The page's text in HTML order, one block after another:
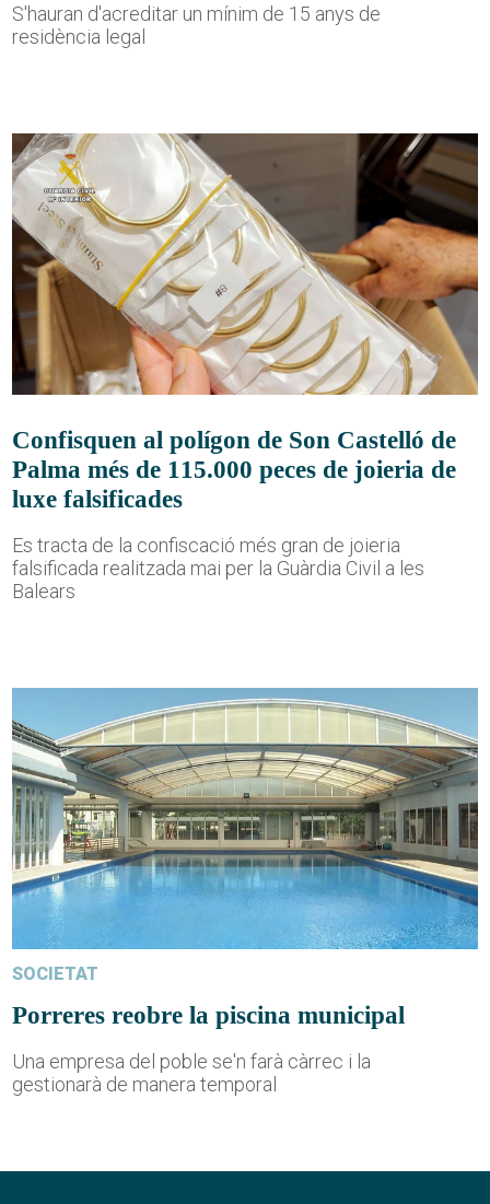
S'hauran d'acreditar un mínim de 15 anys de
residència legal
Confisquen al polígon de Son Castelló de
Palma més de 115.000 peces de joieria de
luxe falsificades
Es tracta de la confiscació més gran de joieria
falsificada realitzada mai per la Guàrdia Civil a les
Balears
SOCIETAT
Porreres reobre la piscina municipal
Una empresa del poble se'n farà càrrec i la
gestionarà de manera temporal